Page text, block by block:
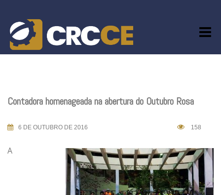
content
Contadora homenageada na abertura do Outubro Rosa
6 DE OUTUBRO DE 2016 158
A